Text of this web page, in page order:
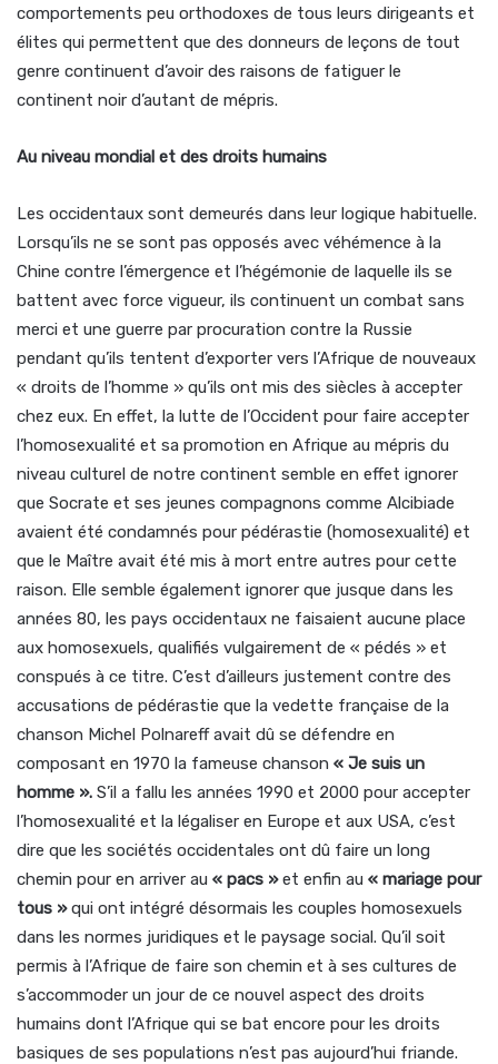
comportements peu orthodoxes de tous leurs dirigeants et
élites qui permettent que des donneurs de leçons de tout
genre continuent d’avoir des raisons de fatiguer le
continent noir d’autant de mépris.
Au niveau mondial et des droits humains
Les occidentaux sont demeurés dans leur logique habituelle.
Lorsqu’ils ne se sont pas opposés avec véhémence à la
Chine contre l’émergence et l’hégémonie de laquelle ils se
battent avec force vigueur, ils continuent un combat sans
merci et une guerre par procuration contre la Russie
pendant qu’ils tentent d’exporter vers l’Afrique de nouveaux
« droits de l’homme » qu’ils ont mis des siècles à accepter
chez eux. En effet, la lutte de l’Occident pour faire accepter
l’homosexualité et sa promotion en Afrique au mépris du
niveau culturel de notre continent semble en effet ignorer
que Socrate et ses jeunes compagnons comme Alcibiade
avaient été condamnés pour pédérastie (homosexualité) et
que le Maître avait été mis à mort entre autres pour cette
raison. Elle semble également ignorer que jusque dans les
années 80, les pays occidentaux ne faisaient aucune place
aux homosexuels, qualifiés vulgairement de « pédés » et
conspués à ce titre. C’est d’ailleurs justement contre des
accusations de pédérastie que la vedette française de la
chanson Michel Polnareff avait dû se défendre en
composant en 1970 la fameuse chanson « Je suis un
homme ». S’il a fallu les années 1990 et 2000 pour accepter
l’homosexualité et la légaliser en Europe et aux USA, c’est
dire que les sociétés occidentales ont dû faire un long
chemin pour en arriver au « pacs »et enfin au « mariage pour
tous »qui ont intégré désormais les couples homosexuels
dans les normes juridiques et le paysage social. Qu’il soit
permis à l’Afrique de faire son chemin et à ses cultures de
s’accommoder un jour de ce nouvel aspect des droits
humains dont l’Afrique qui se bat encore pour les droits
basiques de ses populations n’est pas aujourd’hui friande.